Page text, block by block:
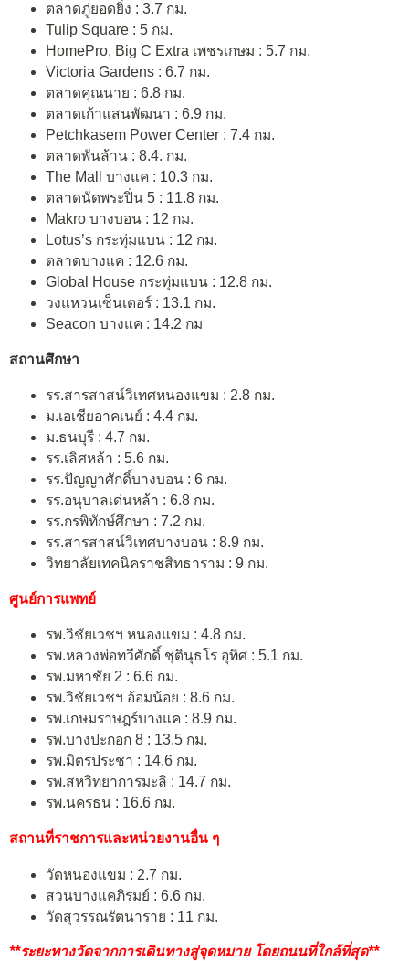
ตลาดภู่ยอดยิ่ง : 3.7 กม.
Tulip Square : 5 กม.
HomePro, Big C Extra เพชรเกษม : 5.7 กม.
Victoria Gardens : 6.7 กม.
ตลาดคุณนาย : 6.8 กม.
ตลาดเก้าแสนพัฒนา : 6.9 กม.
Petchkasem Power Center : 7.4 กม.
ตลาดพันล้าน : 8.4. กม.
The Mall บางแค : 10.3 กม.
ตลาดนัดพระปิ่น 5 : 11.8 กม.
Makro บางบอน : 12 กม.
Lotus’s กระทุ่มแบน : 12 กม.
ตลาดบางแค : 12.6 กม.
Global House กระทุ่มแบน : 12.8 กม.
วงแหวนเซ็นเตอร์ : 13.1 กม.
Seacon บางแค : 14.2 กม
สถานศึกษา
รร.สารสาสน์วิเทศหนองแขม : 2.8 กม.
ม.เอเชียอาคเนย์ : 4.4 กม.
ม.ธนบุรี : 4.7 กม.
รร.เลิศหล้า : 5.6 กม.
รร.ปัญญาศักดิ์บางบอน : 6 กม.
รร.อนุบาลเด่นหล้า : 6.8 กม.
รร.กรพิทักษ์ศึกษา : 7.2 กม.
รร.สารสาสน์วิเทศบางบอน : 8.9 กม.
วิทยาลัยเทคนิคราชสิทธาราม : 9 กม.
ศูนย์การแพทย์
รพ.วิชัยเวชฯ หนองแขม : 4.8 กม.
รพ.หลวงพ่อทวีศักดิ์ ชุตินุธโร อุทิศ : 5.1 กม.
รพ.มหาชัย 2 : 6.6 กม.
รพ.วิชัยเวชฯ อ้อมน้อย : 8.6 กม.
รพ.เกษมราษฎร์บางแค : 8.9 กม.
รพ.บางปะกอก 8 : 13.5 กม.
รพ.มิตรประชา : 14.6 กม.
รพ.สหวิทยาการมะลิ : 14.7 กม.
รพ.นครธน : 16.6 กม.
สถานที่ราชการและหน่วยงานอื่น ๆ
วัดหนองแขม : 2.7 กม.
สวนบางแคภิรมย์ : 6.6 กม.
วัดสุวรรณรัตนาราย : 11 กม.
**ระยะทางวัดจากการเดินทางสู่จุดหมาย โดยถนนที่ใกล้ที่สุด**